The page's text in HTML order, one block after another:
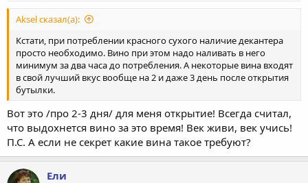
Aksel сказал(а):
Кстати, при потреблении красного сухого наличие декантера
просто необходимо. Вино при этом надо наливать в него
минимум за два часа до потребления. А некоторые вина входят
в свой лучший вкус вообще на 2 и даже 3 день после открытия
бутылки.
Вот это /про 2-3 дня/ для меня открытие! Всегда считал,
что выдохнется вино за это время! Век живи, век учись!
П.С. А если не секрет какие вина такое требуют?
Ели